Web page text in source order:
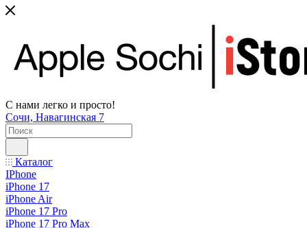
С нами легко и просто!
Сочи, Навагинская 7
Каталог
IPhone
iPhone 17
iPhone Air
iPhone 17 Pro
iPhone 17 Pro Max